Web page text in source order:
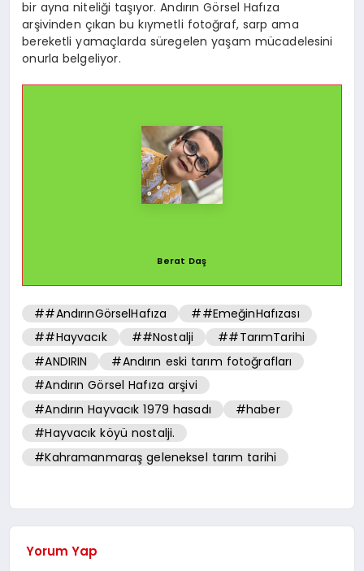
bir ayna niteliği taşıyor. Andırın Görsel Hafıza
arşivinden çıkan bu kıymetli fotoğraf, sarp ama
bereketli yamaçlarda süregelen yaşam mücadelesini
onurla belgeliyor.
Berat Daş
##AndırınGörselHafıza
##EmeğinHafızası
##Hayvacık
##Nostalji
##TarımTarihi
#ANDIRIN
#Andırın eski tarım fotoğrafları
#Andırın Görsel Hafıza arşivi
#Andırın Hayvacık 1979 hasadı
#haber
#Hayvacık köyü nostalji.
#Kahramanmaraş geleneksel tarım tarihi
Yorum Yap